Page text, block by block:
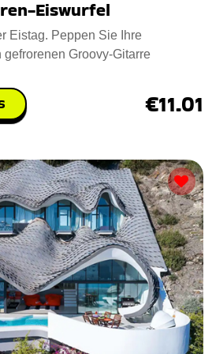
Eiswurfel
Eistag. Peppen Sie Ihre
Groovy-Gitarre
€11.01